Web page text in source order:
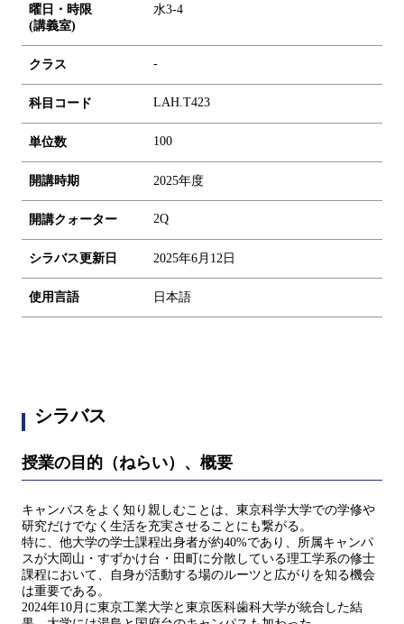
曜日・時限
(講義室)
水3-4
クラス -
科目コード LAH.T423
単位数 100
開講時期 2025年度
開講クォーター 2Q
シラバス更新日 2025年6月12日
使用言語 日本語
シラバス
授業の目的（ねらい）、概要
キャンパスをよく知り親しむことは、東京科学大学での学修や
研究だけでなく生活を充実させることにも繋がる。
特に、他大学の学士課程出身者が約40%であり、所属キャンパ
スが大岡山・すずかけ台・田町に分散している理工学系の修士
課程において、自身が活動する場のルーツと広がりを知る機会
は重要である。
2024年10月に東京工業大学と東京医科歯科大学が統合した結